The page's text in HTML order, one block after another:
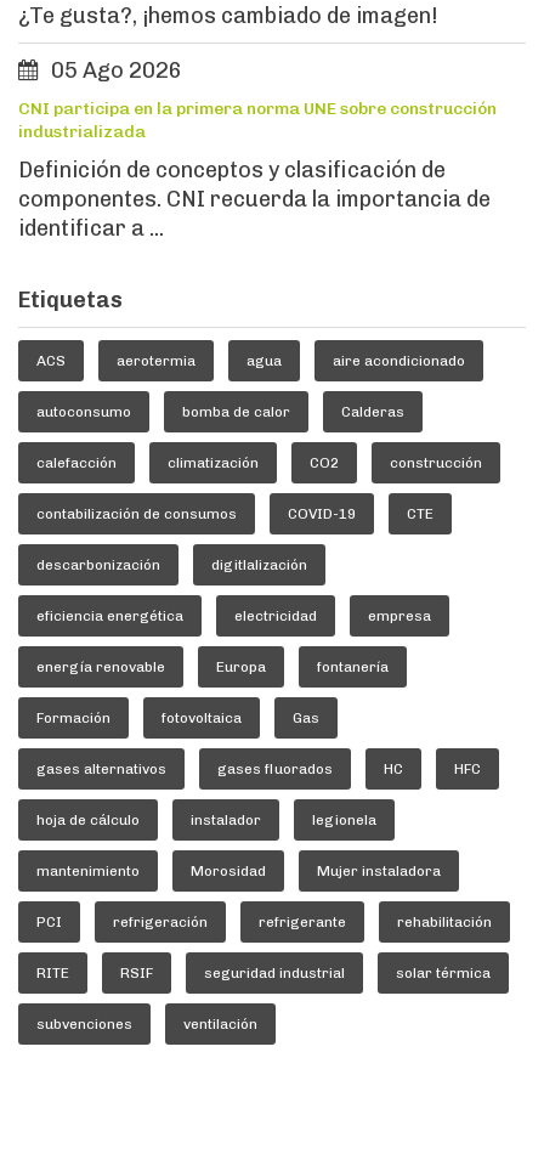
¿Te gusta?, ¡hemos cambiado de imagen!
05 Ago 2026
CNI participa en la primera norma UNE sobre construcción
industrializada
Definición de conceptos y clasificación de
componentes. CNI recuerda la importancia de
identificar a ...
Etiquetas
ACS aerotermia agua aire acondicionado
autoconsumo bomba de calor Calderas
calefacción climatización CO2 construcción
contabilización de consumos COVID-19 CTE
descarbonización digitlalización
eficiencia energética electricidad empresa
energía renovable Europa fontanería
Formación fotovoltaica Gas
gases alternativos gases fluorados HC HFC
hoja de cálculo instalador legionela
mantenimiento Morosidad Mujer instaladora
PCI refrigeración refrigerante rehabilitación
RITE RSIF seguridad industrial solar térmica
subvenciones ventilación